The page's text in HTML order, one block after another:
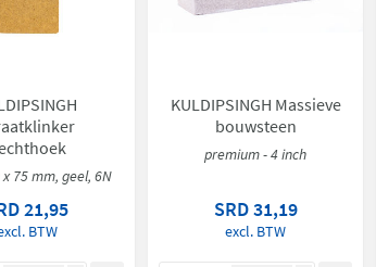
75 mm, geel, 6N
21,95
BTW
KULDIPSINGH Massieve
bouwsteen
premium - 4 inch
SRD 31,19
excl. BTW